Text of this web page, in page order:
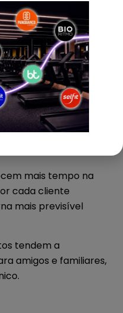
e
tão importante
gestores focam
na captação de
de clientes é uma
mais tempo na
cada cliente
mais previsível
tendem a
amigos e familiares,